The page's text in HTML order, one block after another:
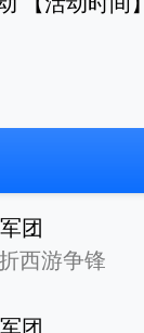
团
西游争锋
团